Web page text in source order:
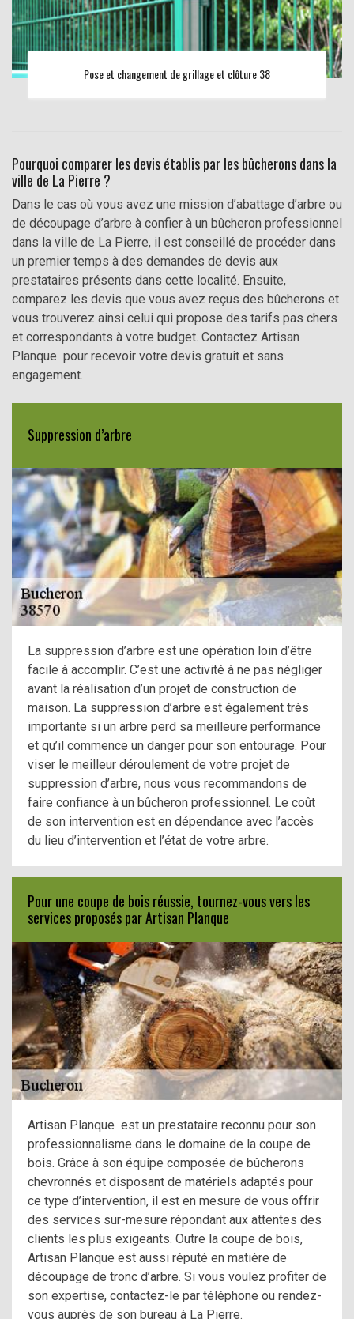
Pose et changement de grillage et clôture 38
Pourquoi comparer les devis établis par les bûcherons dans la
ville de La Pierre ?
Dans le cas où vous avez une mission d’abattage d’arbre ou
de découpage d’arbre à confier à un bûcheron professionnel
dans la ville de La Pierre, il est conseillé de procéder dans
un premier temps à des demandes de devis aux
prestataires présents dans cette localité. Ensuite,
comparez les devis que vous avez reçus des bûcherons et
vous trouverez ainsi celui qui propose des tarifs pas chers
et correspondants à votre budget. Contactez Artisan
Planque pour recevoir votre devis gratuit et sans
engagement.
Suppression d’arbre
La suppression d’arbre est une opération loin d’être
facile à accomplir. C’est une activité à ne pas négliger
avant la réalisation d’un projet de construction de
maison. La suppression d’arbre est également très
importante si un arbre perd sa meilleure performance
et qu’il commence un danger pour son entourage. Pour
viser le meilleur déroulement de votre projet de
suppression d’arbre, nous vous recommandons de
faire confiance à un bûcheron professionnel. Le coût
de son intervention est en dépendance avec l’accès
du lieu d’intervention et l’état de votre arbre.
Pour une coupe de bois réussie, tournez-vous vers les
services proposés par Artisan Planque
Artisan Planque est un prestataire reconnu pour son
professionnalisme dans le domaine de la coupe de
bois. Grâce à son équipe composée de bûcherons
chevronnés et disposant de matériels adaptés pour
ce type d’intervention, il est en mesure de vous offrir
des services sur-mesure répondant aux attentes des
clients les plus exigeants. Outre la coupe de bois,
Artisan Planque est aussi réputé en matière de
découpage de tronc d’arbre. Si vous voulez profiter de
son expertise, contactez-le par téléphone ou rendez-
vous auprès de son bureau à La Pierre.